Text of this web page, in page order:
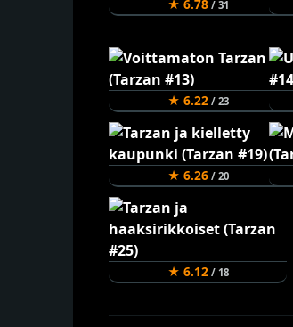
★ 6.78/ 31
★ 6.22/ 23
★ 6.26/ 20
★ 6.12/ 18